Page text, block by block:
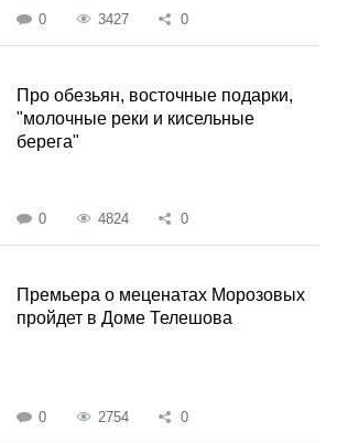
0 3427 0
Про обезьян, восточные подарки,
"молочные реки и кисельные
берега"
0 4824 0
Премьера о меценатах Морозовых
пройдет в Доме Телешова
0 2754 0